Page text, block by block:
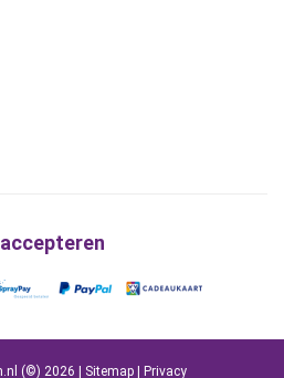
(©) 2026 | Sitemap Privacy